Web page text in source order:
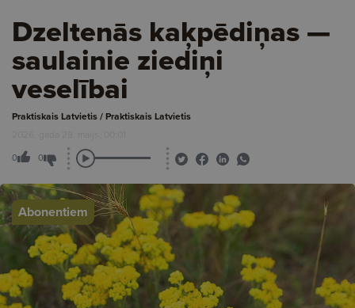
Dzeltenās kaķpēdiņas —
saulainie ziediņi
veselībai
Praktiskais Latvietis / Praktiskais Latvietis
2026. gada 28. maijs, 00:01
0 0
Abonentiem